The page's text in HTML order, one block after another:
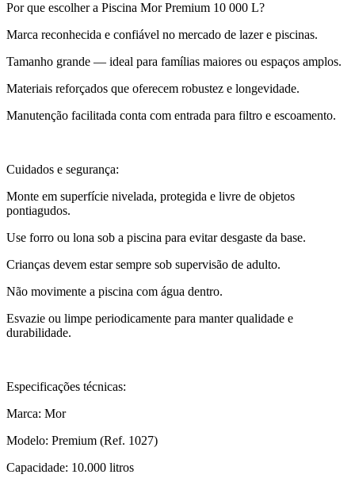
Por que escolher a Piscina Mor Premium 10 000 L?
Marca reconhecida e confiável no mercado de lazer e piscinas.
Tamanho grande — ideal para famílias maiores ou espaços amplos.
Materiais reforçados que oferecem robustez e longevidade.
Manutenção facilitada conta com entrada para filtro e escoamento.
Cuidados e segurança:
Monte em superfície nivelada, protegida e livre de objetos
pontiagudos.
Use forro ou lona sob a piscina para evitar desgaste da base.
Crianças devem estar sempre sob supervisão de adulto.
Não movimente a piscina com água dentro.
Esvazie ou limpe periodicamente para manter qualidade e
durabilidade.
Especificações técnicas:
Marca: Mor
Modelo: Premium (Ref. 1027)
Capacidade: 10.000 litros